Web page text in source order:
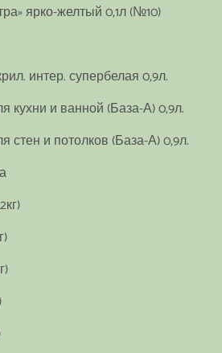
ярко-желтый 0,1л (№10)
интер. супербелая 0,9л.
кухни и ванной (База-А) 0,9л.
стен и потолков (База-А) 0,9л.